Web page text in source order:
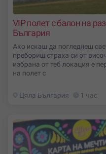
VIP полет с балон на
България
Ако искаш да погледнеш
пребориш страха си от
избрана от теб локация е
на полет с
Цяла България 1 час